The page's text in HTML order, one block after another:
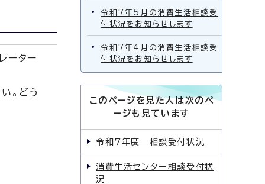
ーター
。どう
令和7年5月の消費生活相談受
付状況をお知らせします
令和7年4月の消費生活相談受
付状況をお知らせします
このページを見た人は次のペ
ージも見ています
令和7年度 相談受付状況
消費生活センター相談受付状
況